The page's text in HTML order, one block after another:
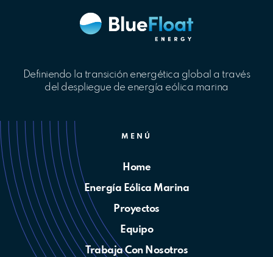
Definiendo la transición energética global a través
del despliegue de energía eólica marina
MENÚ
Home
Energía Eólica Marina
Proyectos
Equipo
Trabaja Con Nosotros